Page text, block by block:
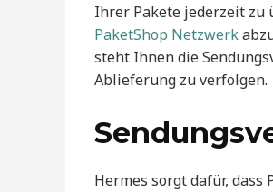
Ihrer Pakete jederzeit zu
PaketShop Netzwerk
steht Ihnen die
Ablieferung zu verfolgen.
Hermes sorgt dafür,